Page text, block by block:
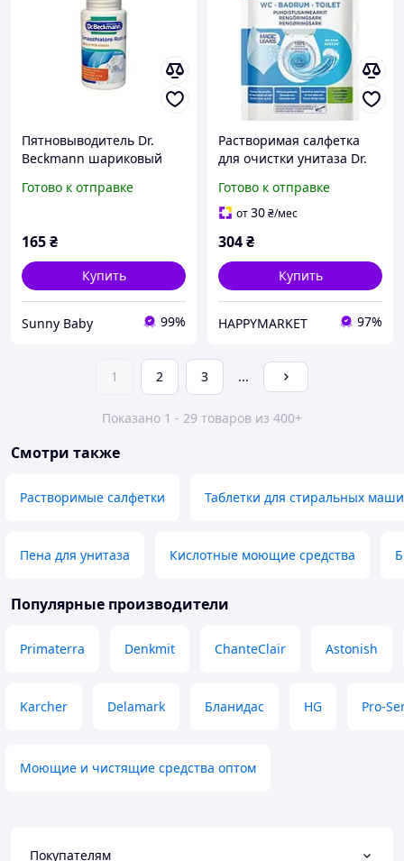
Пятновыводитель Dr.
Beckmann шариковый
компактный дорожный
Готово к отправке
165₴
Купить
Sunny Baby 99%
Растворимая салфетка
для очистки унитаза Dr.
Океанский бриз 20 шт
(4008455615813)
Готово к отправке
от30₴/мес
304₴
Купить
HAPPYMARKET 97%
1 2 3 ...
Показано 1 - 29 товаров из 400+
Смотри также
Растворимые салфетки Таблетки для стиральных
Пена для унитаза Кислотные моющие средства
Популярные производители
Primaterra Denkmit ChanteClair Astonish
Karcher Delamark Бланидас HG Pro-
Моющие и чистящие средства оптом
Покупателям